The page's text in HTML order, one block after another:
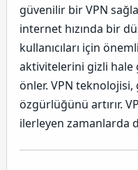
güvenilir bir VPN
internet hızında bir
kullanıcıları için
aktivitelerini gizli hale
önler. VPN teknolojisi,
özgürlüğünü artırır.
ilerleyen zamanlarda